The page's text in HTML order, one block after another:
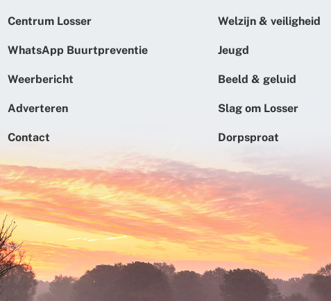
Centrum Losser
WhatsApp Buurtpreventie
Weerbericht
Adverteren
Contact
Welzijn & veiligheid
Jeugd
Beeld & geluid
Slag om Losser
Dorpsproat